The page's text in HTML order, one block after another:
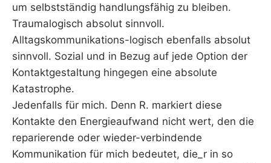
um selbstständig handlungsfähig zu bleiben.
Traumalogisch absolut sinnvoll.
Alltagskommunikations-logisch ebenfalls absolut
sinnvoll. Sozial und in Bezug auf jede Option der
Kontaktgestaltung hingegen eine absolute
Katastrophe.
Jedenfalls für mich. Denn R. markiert diese
Kontakte den Energieaufwand nicht wert, den die
reparierende oder wieder-verbindende
Kommunikation für mich bedeutet, die_r in so